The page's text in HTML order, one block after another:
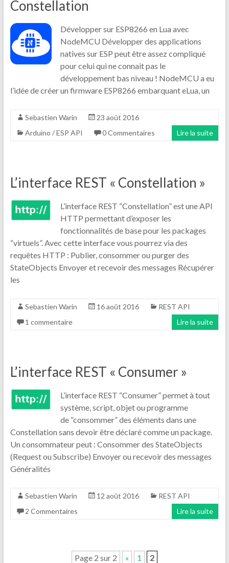
Constellation
Développer sur ESP8266 en Lua avec
NodeMCU Développer des applications
natives sur ESP peut être assez compliqué
pour celui qui ne connait pas le
développement bas niveau ! NodeMCU a eu
l’idée de créer un firmware ESP8266 embarquant eLua, un
Sebastien Warin
23 août 2016
Arduino / ESP API
0 Commentaires Lire la suite
L’interface REST « Constellation »
L’interface REST “Constellation” est une API
HTTP permettant d’exposer les
fonctionnalités de base pour les packages
“virtuels”. Avec cette interface vous pourrez via des
requêtes HTTP : Publier, consommer ou purger des
StateObjects Envoyer et recevoir des messages Récupérer
les
Sebastien Warin 16 août 2016
REST API
1 commentaire
Lire la suite
L’interface REST « Consumer »
L’interface REST “Consumer” permet à tout
système, script, objet ou programme
de “consommer” des éléments dans une
Constellation sans devoir être déclaré comme un package.
Un consommateur peut : Consommer des StateObjects
(Request ou Subscribe) Envoyer ou recevoir des messages
Généralités
Sebastien Warin 12 août 2016
REST API
2 Commentaires
Lire la suite
Page 2 sur 2 « 1 2